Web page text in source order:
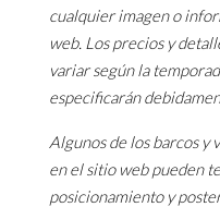
cualquier imagen o
web. Los precios y
variar según la
especificarán
Algunos de los barcos y
en el sitio web pueden
posicionamiento y